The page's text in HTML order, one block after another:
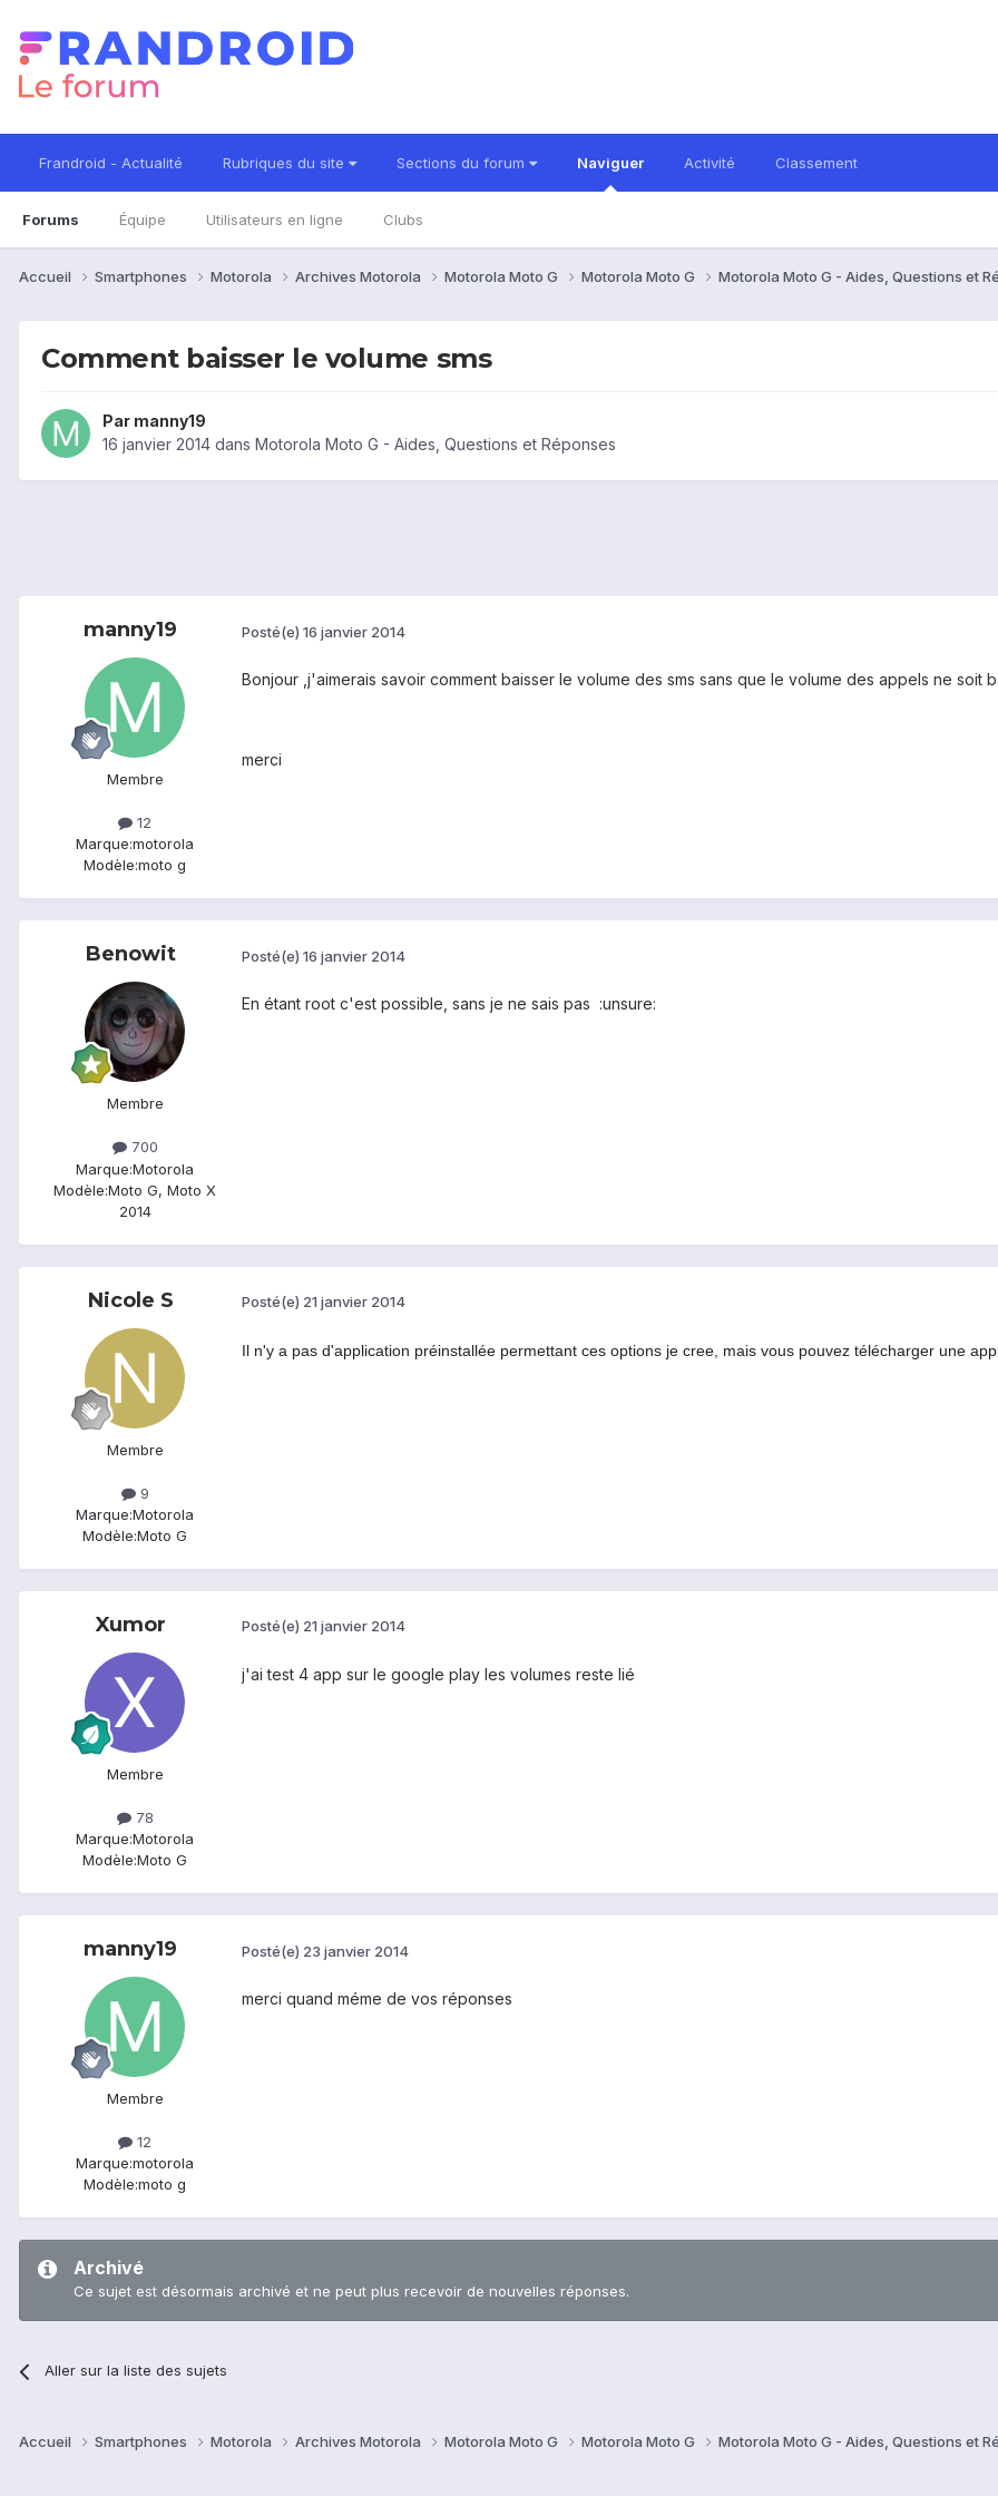
Frandroid - Actualité Rubriques du site Sections du forum Naviguer
Forums Équipe Utilisateurs en ligne Clubs
Activité Classement
Accueil Smartphones Motorola Archives Motorola Motorola Moto G Motorola Moto G Motorola Moto G - Aides, Questions et
Comment baisser le volume sms
Par manny19
16 janvier 2014 dans Motorola Moto G - Aides, Questions et Réponses
manny19
Membre
12
Marque:motorola
Modèle:moto g
Posté(e) 16 janvier 2014
Bonjour ,j'aimerais savoir comment baisser le volume des sms sans que le volume des appels ne soit
merci
Benowit
Membre
700
Marque:Motorola
Modèle:Moto G, Moto X
2014
Posté(e) 16 janvier 2014
En étant root c'est possible, sans je ne sais pas :unsure:
Nicole S
Membre
9
Marque:Motorola
Modèle:Moto G
Posté(e) 21 janvier 2014
Il n'y a pas d'application préinstallée permettant ces options je cree, mais vous pouvez télécharger une
Xumor
Membre
78
Marque:Motorola
Modèle:Moto G
Posté(e) 21 janvier 2014
j'ai test 4 app sur le google play les volumes reste lié
manny19
Membre
12
Marque:motorola
Modèle:moto g
Posté(e) 23 janvier 2014
merci quand méme de vos réponses
Archivé
Ce sujet est désormais archivé et ne peut plus recevoir de nouvelles réponses.
Aller sur la liste des sujets
Accueil Smartphones Motorola Archives Motorola Motorola Moto G Motorola Moto G Motorola Moto G - Aides, Questions et